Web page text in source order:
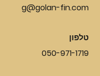
g@golan-fin.com
טלפון
050-971-1719